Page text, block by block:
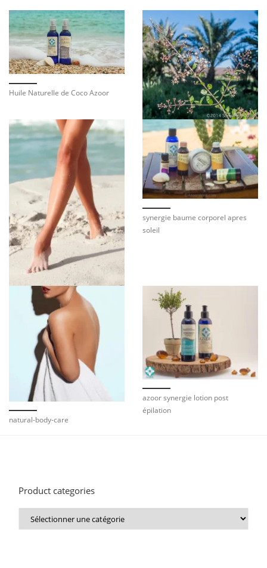
Huile Naturelle de Coco Azoor
synergie baume corporel apres
soleil
natural-body-care
azoor synergie lotion post
épilation
Product categories